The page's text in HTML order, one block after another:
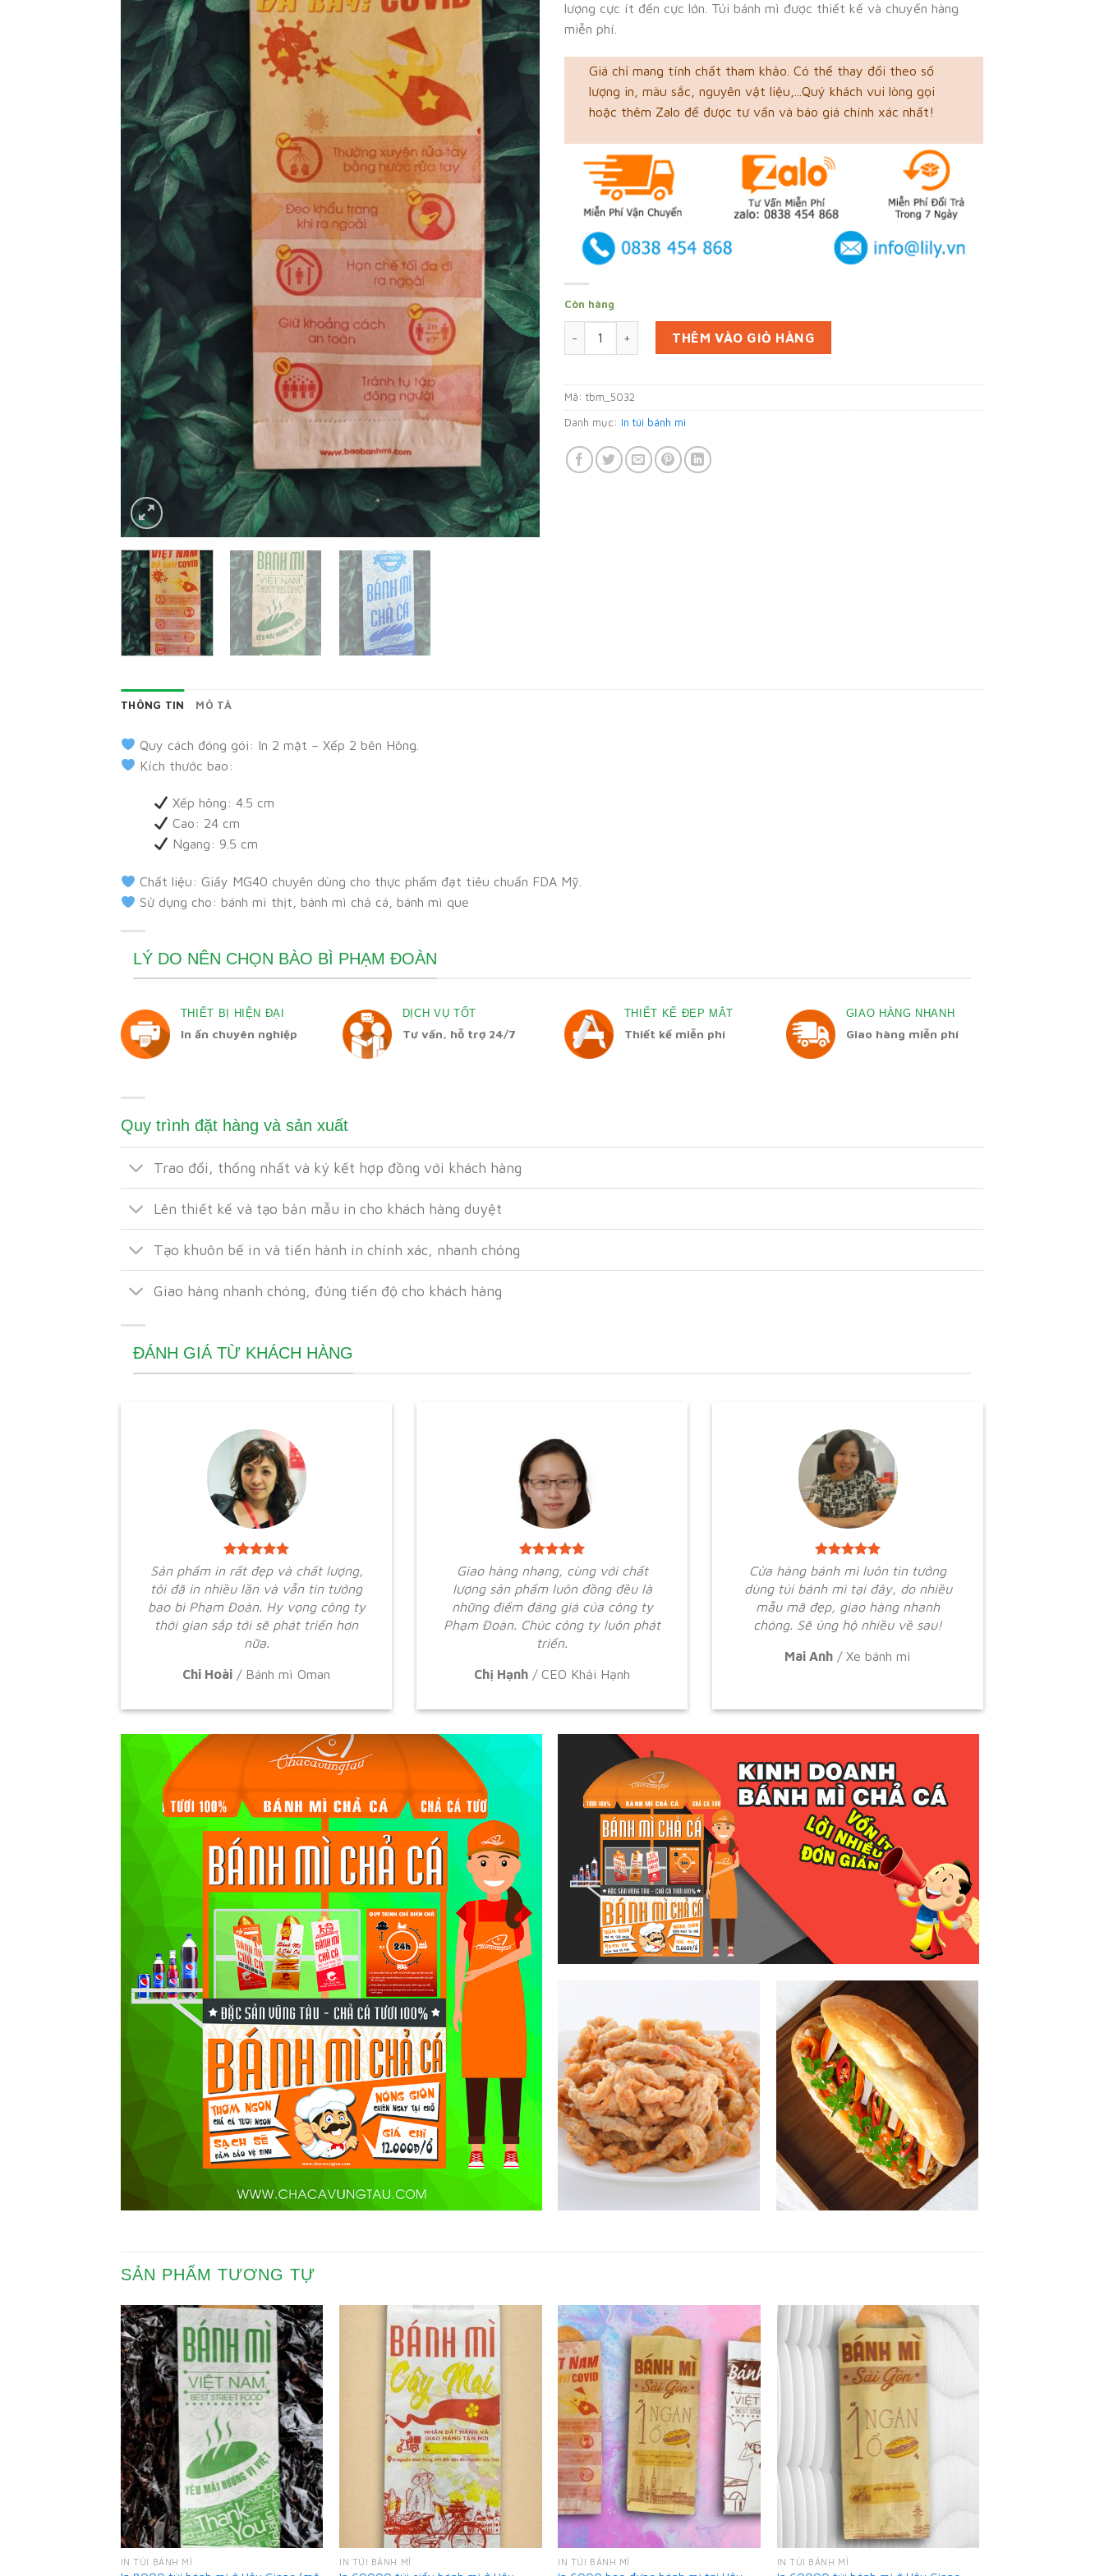
lượng cực ít đến cực lớn. Túi bánh mì được thiết kế và chuyển hàng
miễn phí.
Giá chỉ mang tính chất tham khảo. Có thể thay đổi theo số
lượng in, màu sắc, nguyên vật liệu,...Quý khách vui lòng gọi
hoặc thêm Zalo để được tư vấn và báo giá chính xác nhất!
Còn hàng
In 3000 túi bánh mì tại Hậu Giang (mã tbm_5032) giấy thực phẩm thiết kế đẹp số lượng
THÊM VÀO GIỎ HÀNG
Mã: tbm_5032
Danh mục: In túi bánh mì
THÔNG TIN MÔ TẢ
Quy cách đóng gói: In 2 mặt – Xếp 2 bên Hông.
Kích thước bao:
Xếp hông: 4.5 cm
Cao: 24 cm
Ngang: 9.5 cm
Chất liệu: Giấy MG40 chuyên dùng cho thực phẩm đạt tiêu chuẩn FDA Mỹ.
Sử dụng cho: bánh mì thịt, bánh mì chả cá, bánh mì que
LÝ DO NÊN CHỌN BÀO BÌ PHẠM ĐOÀN
THIẾT BỊ HIỆN ĐẠI
In ấn chuyên nghiệp
DỊCH VỤ TỐT
Tư vấn, hỗ trợ 24/7
THIẾT KẾ ĐẸP MẮT
Thiết kế miễn phí
GIAO HÀNG NHANH
Giao hàng miễn phí
Quy trình đặt hàng và sản xuất
Trao đổi, thống nhất và ký kết hợp đồng với khách hàng
Lên thiết kế và tạo bản mẫu in cho khách hàng duyệt
Tạo khuôn bế in và tiến hành in chính xác, nhanh chóng
Giao hàng nhanh chóng, đúng tiến độ cho khách hàng
ĐÁNH GIÁ TỪ KHÁCH HÀNG
Sản phẩm in rất đẹp và chất lượng,
tôi đã in nhiều lần và vẫn tin tưởng
bao bì Phạm Đoàn. Hy vọng công ty
thời gian sắp tới sẽ phát triển hơn
nữa.
Chi Hoài / Bánh mì Oman
Giao hàng nhang, cùng với chất
lượng sản phẩm luôn đồng đều là
những điểm đáng giá của công ty
Phạm Đoàn. Chúc công ty luôn phát
triển.
Chị Hạnh / CEO Khải Hạnh
Cửa hàng bánh mì luôn tin tưởng
dùng túi bánh mì tại đây, do nhiều
mẫu mã đẹp, giao hàng nhanh
chóng. Sẽ ủng hộ nhiều về sau!
Mai Anh / Xe bánh mì
SẢN PHẨM TƯƠNG TỰ
IN TÚI BÁNH MÌ IN TÚI BÁNH MÌ IN TÚI BÁNH MÌ IN TÚI BÁNH MÌ